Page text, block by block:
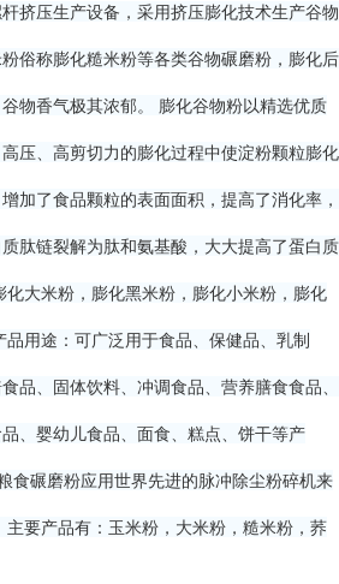
挤压生产设备，采用挤压膨化技术生产谷物
俗称膨化糙米粉等各类谷物碾磨粉，膨化后
物香气极其浓郁。 膨化谷物粉以精选优质
压、高剪切力的膨化过程中使淀粉颗粒膨化
加了食品颗粒的表面面积，提高了消化率，
肽链裂解为肽和氨基酸，大大提高了蛋白质
大米粉，膨化黑米粉，膨化小米粉，膨化
用途：可广泛用于食品、保健品、乳制
品、固体饮料、冲调食品、营养膳食食品、
、婴幼儿食品、面食、糕点、饼干等产
食碾磨粉应用世界先进的脉冲除尘粉碎机来
要产品有：玉米粉，大米粉，糙米粉，荞